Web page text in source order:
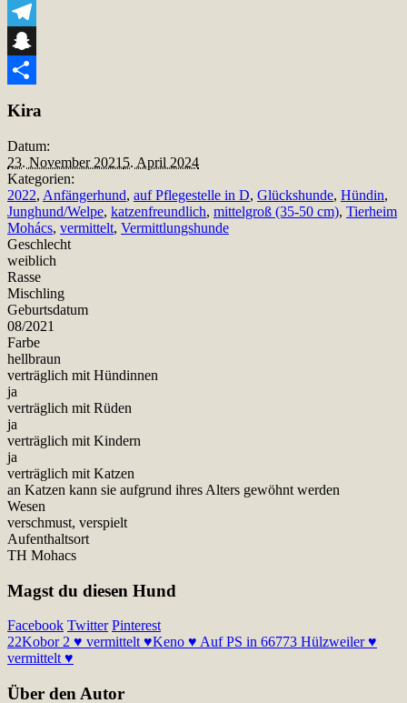
Viber
Telegram
Snapchat
Kira
Datum:
23. November 2021 5. April 2024
Kategorien:
2022, Anfängerhund, auf Pflegestelle in D, Glückshunde, Hündin,
Junghund/Welpe, katzenfreundlich, mittelgroß (35-50 cm), Tierheim
Mohács, vermittelt, Vermittlungshunde
Geschlecht
weiblich
Rasse
Mischling
Geburtsdatum
08/2021
Farbe
hellbraun
verträglich mit Hündinnen
ja
verträglich mit Rüden
ja
verträglich mit Kindern
ja
verträglich mit Katzen
an Katzen kann sie aufgrund ihres Alters gewöhnt werden
Wesen
verschmust, verspielt
Aufenthaltsort
TH Mohacs
Magst du diesen Hund
Facebook Twitter Pinterest
22Kobor 2 ♥ vermittelt ♥Keno ♥ Auf PS in 66773 Hülzweiler ♥
vermittelt ♥
Über den Autor